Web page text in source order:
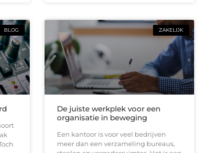
BLOG ZAKELIJK
De juiste werkplek voor een
organisatie in beweging
Een kantoor is voor veel bedrijven
meer dan een verzameling bureaus,